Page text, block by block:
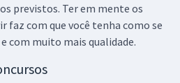
previstos. Ter em mente os
faz com que você tenha como se
com muito mais qualidade.